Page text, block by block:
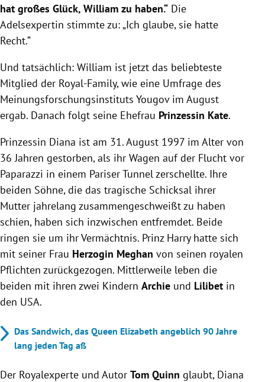
hat großes Glück, William zu haben.“ Die
Adelsexpertin stimmte zu: „Ich glaube, sie hatte
Recht.“
Und tatsächlich: William ist jetzt das beliebteste
Mitglied der Royal-Family, wie eine Umfrage des
Meinungsforschungsinstituts Yougov im August
ergab. Danach folgt seine Ehefrau Prinzessin Kate.
Prinzessin Diana ist am 31. August 1997 im Alter von
36 Jahren gestorben, als ihr Wagen auf der Flucht vor
Paparazzi in einem Pariser Tunnel zerschellte. Ihre
beiden Söhne, die das tragische Schicksal ihrer
Mutter jahrelang zusammengeschweißt zu haben
schien, haben sich inzwischen entfremdet. Beide
ringen sie um ihr Vermächtnis. Prinz Harry hatte sich
mit seiner Frau Herzogin Meghan von seinen royalen
Pflichten zurückgezogen. Mittlerweile leben die
beiden mit ihren zwei Kindern Archie und Lilibet in
den USA.
Das Sandwich, das Queen Elizabeth angeblich 90 Jahre
lang jeden Tag aß
Der Royalexperte und Autor Tom Quinn glaubt, Diana